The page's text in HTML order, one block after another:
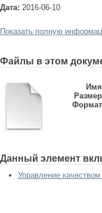
Дата: 2016-06-10
Показать полную
Файлы в этом
Данный элемент
Управление